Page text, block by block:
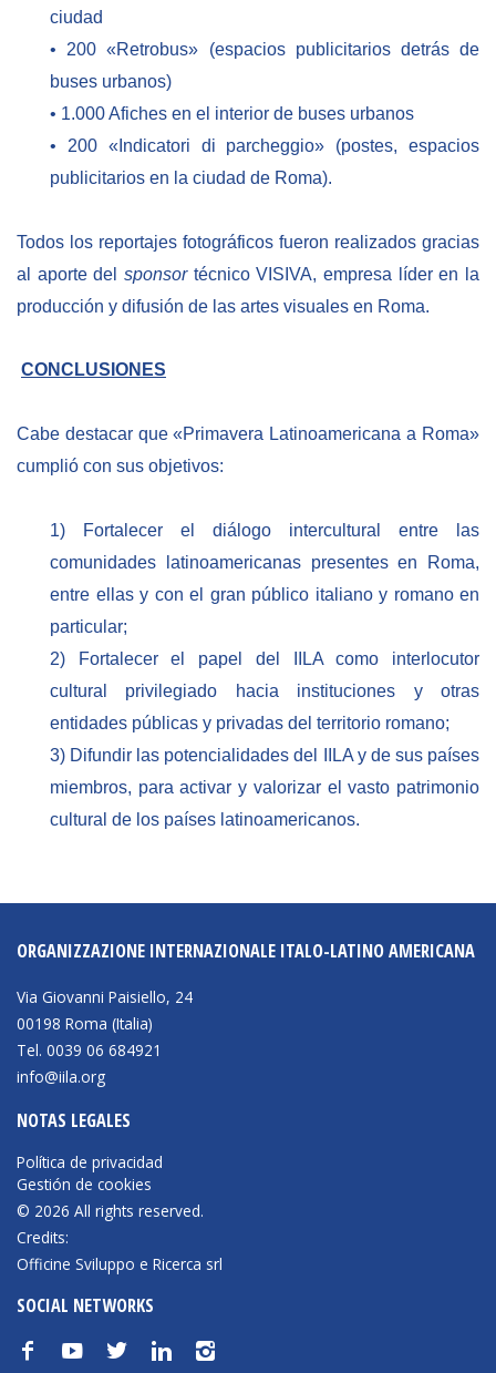
ciudad
• 200 «Retrobus» (espacios publicitarios detrás de
buses urbanos)
• 1.000 Afiches en el interior de buses urbanos
• 200 «Indicatori di parcheggio» (postes, espacios
publicitarios en la ciudad de Roma).
Todos los reportajes fotográficos fueron realizados gracias
al aporte del sponsortécnico VISIVA, empresa líder en la
producción y difusión de las artes visuales en Roma.
CONCLUSIONES
Cabe destacar que «Primavera Latinoamericana a Roma»
cumplió con sus objetivos:
1) Fortalecer el diálogo intercultural entre las
comunidades latinoamericanas presentes en Roma,
entre ellas y con el gran público italiano y romano en
particular;
2) Fortalecer el papel del IILA como interlocutor
cultural privilegiado hacia instituciones y otras
entidades públicas y privadas del territorio romano;
3) Difundir las potencialidades del IILA y de sus países
miembros, para activar y valorizar el vasto patrimonio
cultural de los países latinoamericanos.
ORGANIZZAZIONE INTERNAZIONALE ITALO-LATINO AMERICANA
Via Giovanni Paisiello, 24
00198 Roma (Italia)
Tel. 0039 06 684921
info@iila.org
NOTAS LEGALES
Política de privacidad
Gestión de cookies
© 2026 All rights reserved.
Credits:
Officine Sviluppo e Ricerca srl
SOCIAL NETWORKS
f y t n i